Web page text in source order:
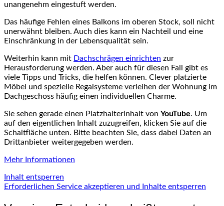
unangenehm eingestuft werden.
Das häufige Fehlen eines Balkons im oberen Stock, soll nicht
unerwähnt bleiben. Auch dies kann ein Nachteil und eine
Einschränkung in der Lebensqualität sein.
Weiterhin kann mit Dachschrägen einrichten zur
Herausforderung werden. Aber auch für diesen Fall gibt es
viele Tipps und Tricks, die helfen können. Clever platzierte
Möbel und spezielle Regalsysteme verleihen der Wohnung im
Dachgeschoss häufig einen individuellen Charme.
Sie sehen gerade einen Platzhalterinhalt von YouTube. Um
auf den eigentlichen Inhalt zuzugreifen, klicken Sie auf die
Schaltfläche unten. Bitte beachten Sie, dass dabei Daten an
Drittanbieter weitergegeben werden.
Mehr Informationen
Inhalt entsperren
Erforderlichen Service akzeptieren und Inhalte entsperren